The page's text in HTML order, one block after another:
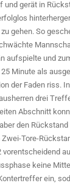
gerät in
gehen. So
aufspielte und
Minute als
der Faden riss. In
drei
Abschnitt
den
Tore-
vorentscheidend
keine
ein,